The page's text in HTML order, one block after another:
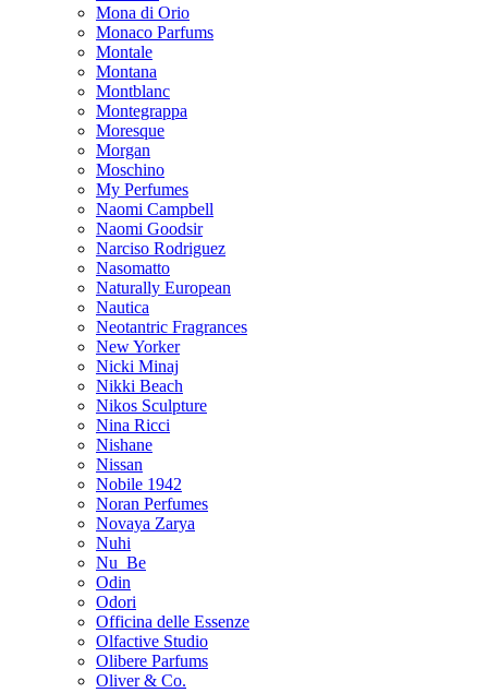
Mona di Orio
Monaco Parfums
Montale
Montana
Montblanc
Montegrappa
Moresque
Morgan
Moschino
My Perfumes
Naomi Campbell
Naomi Goodsir
Narciso Rodriguez
Nasomatto
Naturally European
Nautica
Neotantric Fragrances
New Yorker
Nicki Minaj
Nikki Beach
Nikos Sculpture
Nina Ricci
Nishane
Nissan
Nobile 1942
Noran Perfumes
Novaya Zarya
Nuhi
Nu_Be
Odin
Odori
Officina delle Essenze
Olfactive Studio
Olibere Parfums
Oliver & Co.